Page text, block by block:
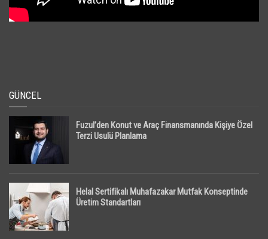
GÜNCEL
Fuzul’den Konut ve Araç Finansmanında Kişiye Özel
Terzi Usulü Planlama
Helal Sertifikalı Muhafazakar Mutfak Konseptinde
Üretim Standartları